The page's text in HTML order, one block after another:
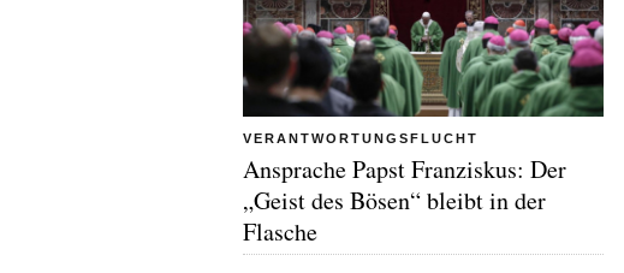
VERANTWORTUNGSFLUCHT
Ansprache Papst Franziskus: Der
„Geist des Bösen“ bleibt in der
Flasche